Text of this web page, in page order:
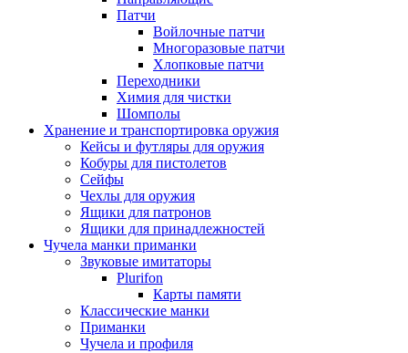
Патчи
Войлочные патчи
Многоразовые патчи
Хлопковые патчи
Переходники
Химия для чистки
Шомполы
Хранение и транспортировка оружия
Кейсы и футляры для оружия
Кобуры для пистолетов
Сейфы
Чехлы для оружия
Ящики для патронов
Ящики для принадлежностей
Чучела манки приманки
Звуковые имитаторы
Plurifon
Карты памяти
Классические манки
Приманки
Чучела и профиля